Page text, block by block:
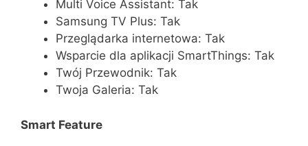
Multi Voice Assistant: Tak
Samsung TV Plus: Tak
Przeglądarka internetowa: Tak
Wsparcie dla aplikacji SmartThings: Tak
Twój Przewodnik: Tak
Twoja Galeria: Tak
Smart Feature